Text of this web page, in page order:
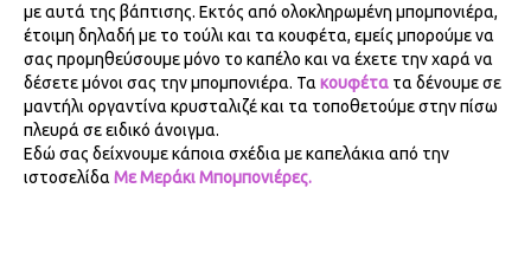
με αυτά της βάπτισης. Εκτός από ολοκληρωμένη μπομπονιέρα,
έτοιμη δηλαδή με το τούλι και τα κουφέτα, εμείς μπορούμε να
σας προμηθεύσουμε μόνο το καπέλο και να έχετε την χαρά να
δέσετε μόνοι σας την μπομπονιέρα. Τα κουφέτα τα δένουμε σε
μαντήλι οργαντίνα κρυσταλιζέ και τα τοποθετούμε στην πίσω
πλευρά σε ειδικό άνοιγμα.
Εδώ σας δείχνουμε κάποια σχέδια με καπελάκια από την
ιστοσελίδα Με Μεράκι Μπομπονιέρες.